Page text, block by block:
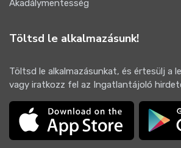
Akadálymentesség
Töltsd le alkalmazásunk!
Töltsd le alkalmazásunkat, és értesülj a
vagy iratkozz fel az Ingatlantájoló